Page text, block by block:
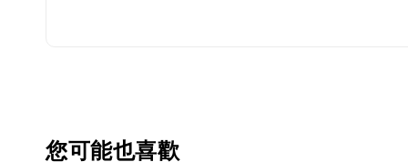
您可能也喜歡